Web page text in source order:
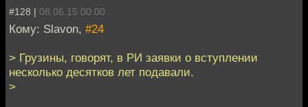
#128 | 08.06.15 00:00
Кому: Slavon, #24
> Грузины, говорят, в РИ заявки о вступлении
несколько десятков лет подавали.
>